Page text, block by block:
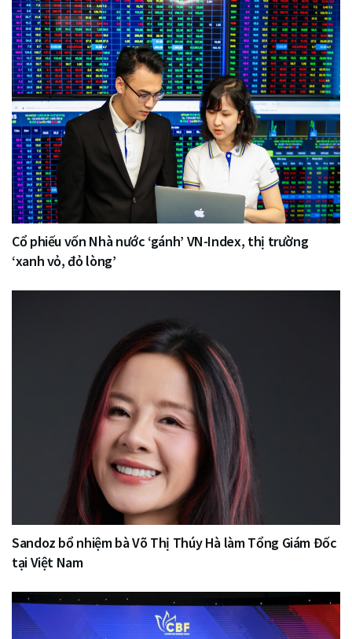
Cổ phiếu vốn Nhà nước ‘gánh’ VN-Index, thị trường
‘xanh vỏ, đỏ lòng’
Sandoz bổ nhiệm bà Võ Thị Thúy Hà làm Tổng Giám Đốc
tại Việt Nam